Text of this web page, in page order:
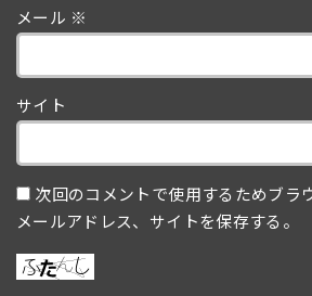
メール ※
サイト
次回のコメントで使用するためブラ
メールアドレス、サイトを保存する。